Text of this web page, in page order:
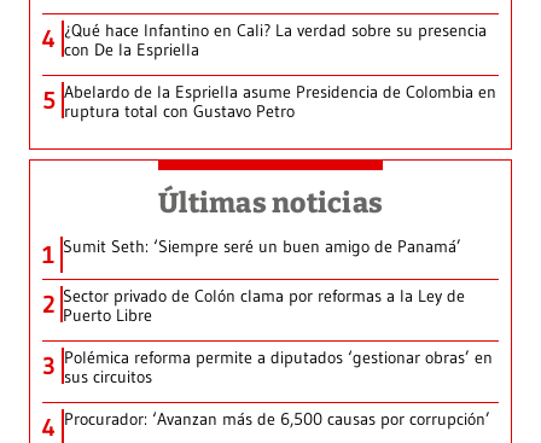
4 ¿Qué hace Infantino en Cali? La verdad sobre su presencia
con De la Espriella
5 Abelardo de la Espriella asume Presidencia de Colombia en
ruptura total con Gustavo Petro
Últimas noticias
1 Sumit Seth: ‘Siempre seré un buen amigo de Panamá’
2 Sector privado de Colón clama por reformas a la Ley de
Puerto Libre
3 Polémica reforma permite a diputados ‘gestionar obras’ en
sus circuitos
4 Procurador: ‘Avanzan más de 6,500 causas por corrupción’